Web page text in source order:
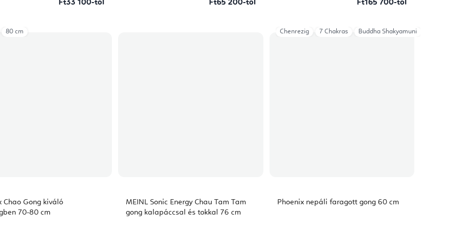
Ft33 100-tól Ft65 200-tól Ft165 700-tól
Chao Gong kiváló
70-80 cm
80 cm
MEINL Sonic Energy Chau Tam Tam
gong kalapáccsal és tokkal 76 cm
Phoenix nepáli faragott gong 60 cm
Chenrezig 7 Chakras Buddha Shakyamuni